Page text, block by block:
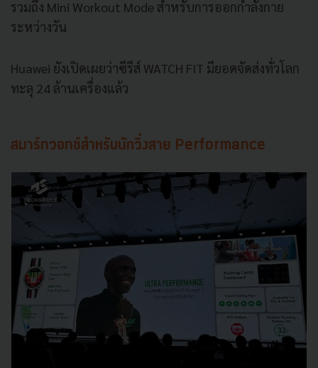
รวมถึง Mini Workout Mode สำหรับการออกกำลังกาย
ระหว่างวัน
Huawei ยังเปิดเผยว่าซีรีส์ WATCH FIT มียอดจัดส่งทั่วโลก
ทะลุ 24 ล้านเครื่องแล้ว
สมาร์ทวอทช์สำหรับนักวิ่งสาย Performance